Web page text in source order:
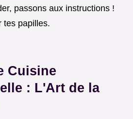
passons aux instructions !
tes papilles.
Cuisine
: L'Art de la